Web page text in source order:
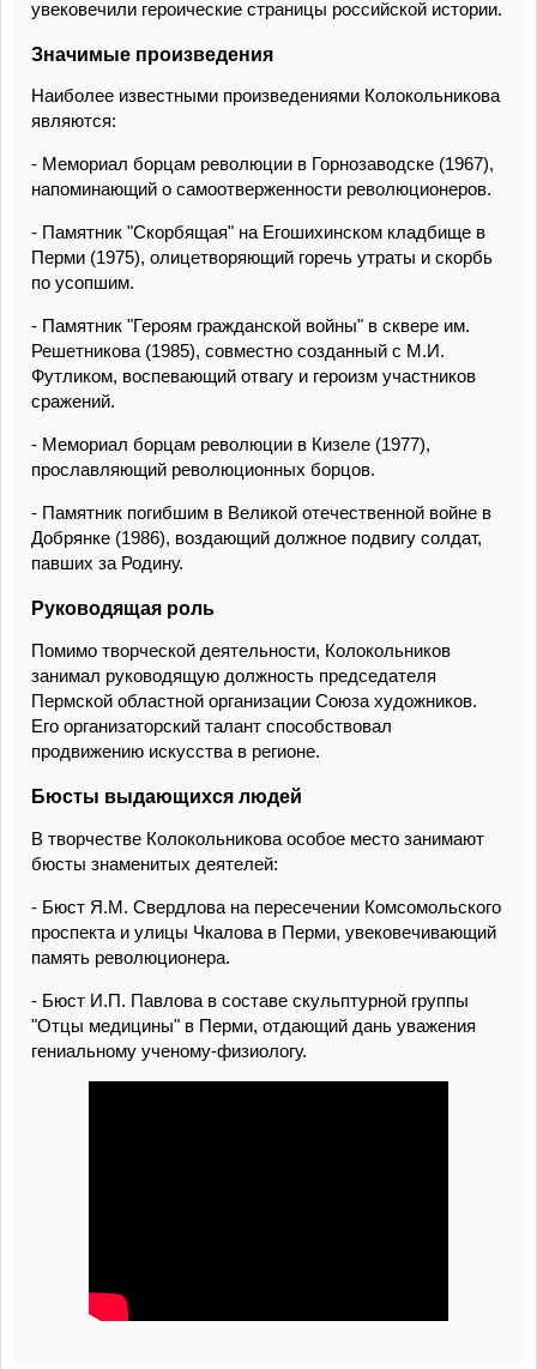
увековечили героические страницы российской истории.
Значимые произведения
Наиболее известными произведениями Колокольникова
являются:
- Мемориал борцам революции в Горнозаводске (1967),
напоминающий о самоотверженности революционеров.
- Памятник "Скорбящая" на Егошихинском кладбище в
Перми (1975), олицетворяющий горечь утраты и скорбь
по усопшим.
- Памятник "Героям гражданской войны" в сквере им.
Решетникова (1985), совместно созданный с М.И.
Футликом, воспевающий отвагу и героизм участников
сражений.
- Мемориал борцам революции в Кизеле (1977),
прославляющий революционных борцов.
- Памятник погибшим в Великой отечественной войне в
Добрянке (1986), воздающий должное подвигу солдат,
павших за Родину.
Руководящая роль
Помимо творческой деятельности, Колокольников
занимал руководящую должность председателя
Пермской областной организации Союза художников.
Его организаторский талант способствовал
продвижению искусства в регионе.
Бюсты выдающихся людей
В творчестве Колокольникова особое место занимают
бюсты знаменитых деятелей:
- Бюст Я.М. Свердлова на пересечении Комсомольского
проспекта и улицы Чкалова в Перми, увековечивающий
память революционера.
- Бюст И.П. Павлова в составе скульптурной группы
"Отцы медицины" в Перми, отдающий дань уважения
гениальному ученому-физиологу.